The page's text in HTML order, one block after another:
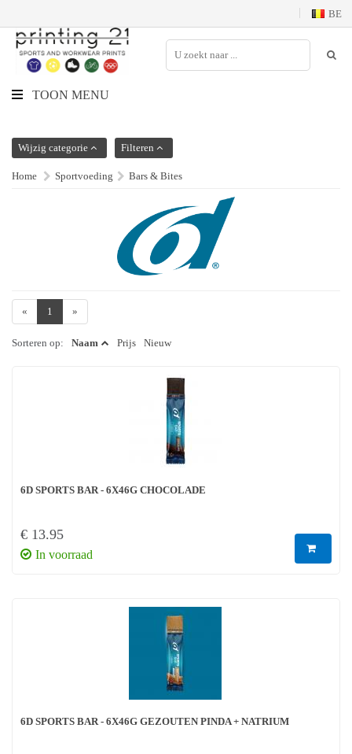
BE
TOON MENU
Wijzig categorie Filteren
Home Sportvoeding Bars & Bites
« 1 »
Sorteren op: Naam Prijs Nieuw
6D SPORTS BAR - 6X46G CHOCOLADE
€ 13.95
In voorraad
6D SPORTS BAR - 6X46G GEZOUTEN PINDA + NATRIUM